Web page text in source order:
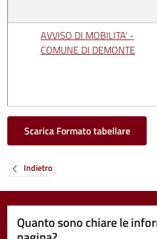
AVVISO DI MOBILITA' -
COMUNE DI DEMONTE
Scarica Formato tabellare
Indietro
Quanto sono chiare le